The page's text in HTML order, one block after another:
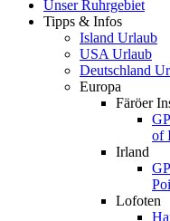
Unser Ruhrgebiet
Tipps & Infos
Island Urlaub
USA Urlaub
Deutschland
Europa
Färöer
of
Irland
Lofoten